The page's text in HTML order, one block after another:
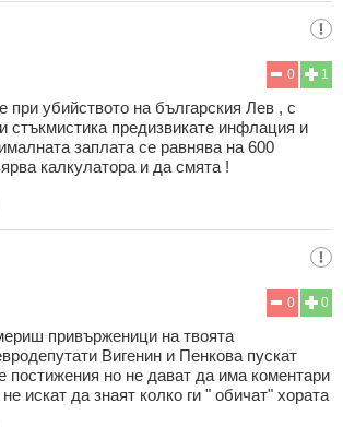
1
0
при убийството на българския Лев , с
предизвикате инфлация и
заплата се равнява на 600
калкулатора и да смята !
0
0
привърженици на твоята
Вигенин и Пенкова пускат
постижения но не дават да има коментари
искат да знаят колко ги " обичат" хората